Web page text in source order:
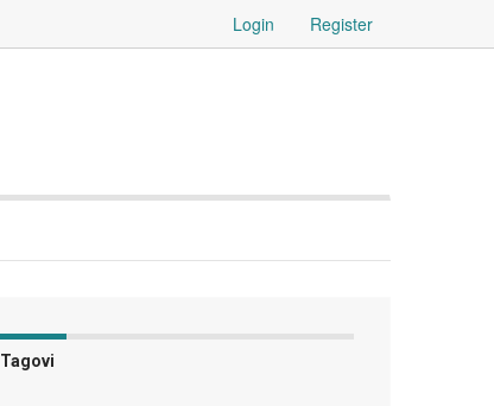
Login Register
Tagovi